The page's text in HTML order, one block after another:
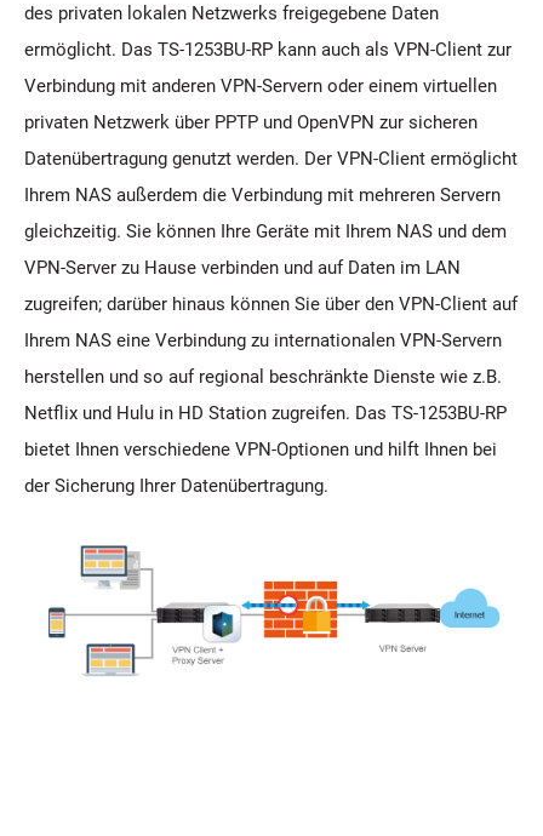
des privaten lokalen Netzwerks freigegebene Daten
ermöglicht. Das TS-1253BU-RP kann auch als VPN-Client zur
Verbindung mit anderen VPN-Servern oder einem virtuellen
privaten Netzwerk über PPTP und OpenVPN zur sicheren
Datenübertragung genutzt werden. Der VPN-Client ermöglicht
Ihrem NAS außerdem die Verbindung mit mehreren Servern
gleichzeitig. Sie können Ihre Geräte mit Ihrem NAS und dem
VPN-Server zu Hause verbinden und auf Daten im LAN
zugreifen; darüber hinaus können Sie über den VPN-Client auf
Ihrem NAS eine Verbindung zu internationalen VPN-Servern
herstellen und so auf regional beschränkte Dienste wie z.B.
Netflix und Hulu in HD Station zugreifen. Das TS-1253BU-RP
bietet Ihnen verschiedene VPN-Optionen und hilft Ihnen bei
der Sicherung Ihrer Datenübertragung.